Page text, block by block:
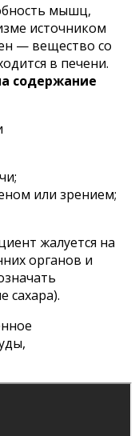
мышц,
источником
— вещество со
в печени.
содержание
или зрением;
жалуется на
органов и
сахара).